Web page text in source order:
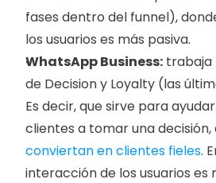
fases dentro del funnel),
los usuarios es más pasiva.
WhatsApp Business: trabaja
de Decision y Loyalty (las
Es decir, que sirve para
clientes a tomar una
conviertan en clientes fieles.
interacción de los usuarios es